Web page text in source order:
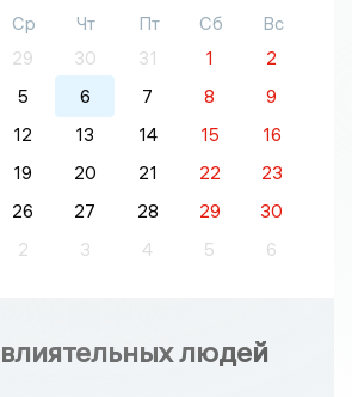
Ср Чт Пт Сб
Вс
29 30 31 1
2
5 6 7 8
9
12 13 14 15
16
19 20 21 22
23
26 27 28 29
30
2 3 4 5 6
людей